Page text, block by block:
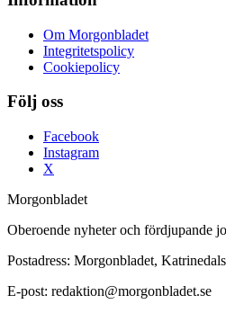
Om Morgonbladet
Integritetspolicy
Cookiepolicy
Följ oss
Facebook
Instagram
X
Morgonbladet
Oberoende nyheter och fördjupande
Postadress: Morgonbladet,
E-post: redaktion@morgonbladet.se